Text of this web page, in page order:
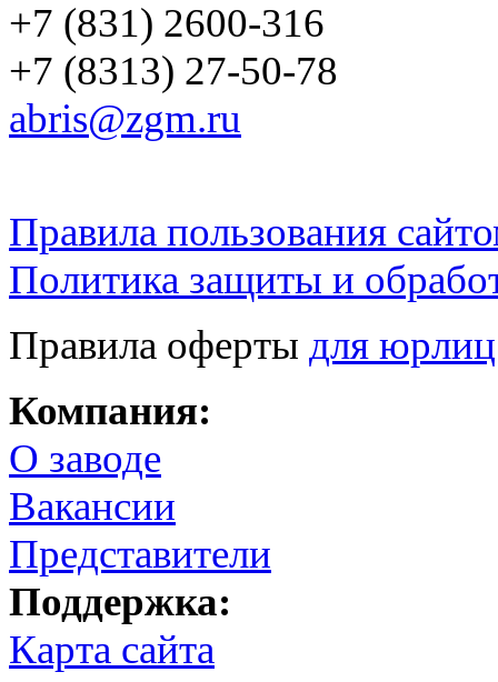
+7 (831) 2600-316
+7 (8313) 27-50-78
abris@zgm.ru
Правила пользования
Политика защиты и
Правила оферты для
Компания:
О заводе
Вакансии
Представители
Поддержка:
Карта сайта